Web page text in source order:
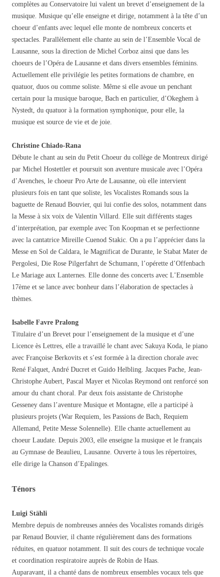
complètes au Conservatoire lui valent un brevet d’enseignement de la
musique. Musique qu’elle enseigne et dirige, notamment à la tête d’un
choeur d’enfants avec lequel elle monte de nombreux concerts et
spectacles. Parallèlement elle chante au sein de l’Ensemble Vocal de
Lausanne, sous la direction de Michel Corboz ainsi que dans les
choeurs de l’Opéra de Lausanne et dans divers ensembles féminins.
Actuellement elle privilégie les petites formations de chambre, en
quatuor, duos ou comme soliste. Même si elle avoue un penchant
certain pour la musique baroque, Bach en particulier, d’Okeghem à
Nystedt, du quatuor à la formation symphonique, pour elle, la
musique est source de vie et de joie.
Christine Chiado-Rana
Débute le chant au sein du Petit Choeur du collège de Montreux dirigé
par Michel Hostettler et poursuit son aventure musicale avec l’Opéra
d’Avenches, le choeur Pro Arte de Lausanne, où elle intervient
plusieurs fois en tant que soliste, les Vocalistes Romands sous la
baguette de Renaud Bouvier, qui lui confie des solos, notamment dans
la Messe à six voix de Valentin Villard. Elle suit différents stages
d’interprétation, par exemple avec Ton Koopman et se perfectionne
avec la cantatrice Mireille Cuenod Stakic. On a pu l’apprécier dans la
Messe en Sol de Caldara, le Magnificat de Durante, le Stabat Mater de
Pergolesi, Die Rose Pilgerfahrt de Schumann, l’opérette d’Offenbach
Le Mariage aux Lanternes. Elle donne des concerts avec L’Ensemble
17ème et se lance avec bonheur dans l’élaboration de spectacles à
thèmes.
Isabelle Favre Pralong
Titulaire d’un Brevet pour l’enseignement de la musique et d’une
Licence ès Lettres, elle a travaillé le chant avec Sakuya Koda, le piano
avec Françoise Berkovits et s’est formée à la direction chorale avec
René Falquet, André Ducret et Guido Helbling. Jacques Pache, Jean-
Christophe Aubert, Pascal Mayer et Nicolas Reymond ont renforcé son
amour du chant choral. Par deux fois assistante de Christophe
Gesseney dans l’aventure Musique et Montagne, elle a participé à
plusieurs projets (War Requiem, les Passions de Bach, Requiem
Allemand, Petite Messe Solennelle). Elle chante actuellement au
choeur Laudate. Depuis 2003, elle enseigne la musique et le français
au Gymnase de Beaulieu, Lausanne. Ouverte à tous les répertoires,
elle dirige la Chanson d’Epalinges.
Ténors
Luigi Stähli
Membre depuis de nombreuses années des Vocalistes romands dirigés
par Renaud Bouvier, il chante régulièrement dans des formations
réduites, en quatuor notamment. Il suit des cours de technique vocale
et coordination respiratoire auprès de Robin de Haas.
Auparavant, il a chanté dans de nombreux ensembles vocaux tels que